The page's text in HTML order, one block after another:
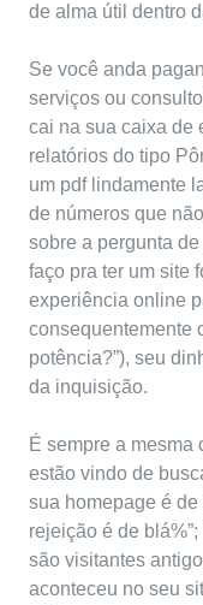
de alma útil dentro
Se você anda
serviços ou
cai na sua caixa de
relatórios do tipo
um pdf lindamente
de números que
sobre a pergunta
faço pra ter um site
experiência online
consequentemente
potência?”), seu
da inquisição.
É sempre a mesma
estão vindo de
sua homepage é de
rejeição é de
são visitantes
aconteceu no seu